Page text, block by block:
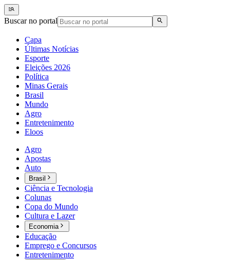
Buscar no portal
Capa
Últimas Notícias
Esporte
Eleições 2026
Política
Minas Gerais
Brasil
Mundo
Agro
Entretenimento
Eloos
Agro
Apostas
Auto
Brasil
Ciência e Tecnologia
Colunas
Copa do Mundo
Cultura e Lazer
Economia
Educação
Emprego e Concursos
Entretenimento